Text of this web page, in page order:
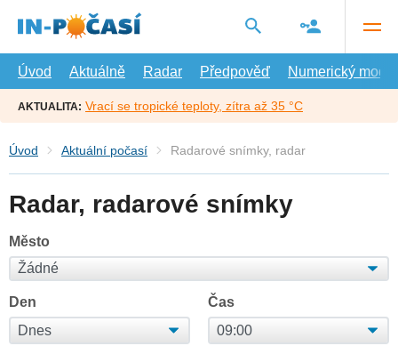
hlavní
Úvod
Aktuálně Radar Předpověď Numerický model
AKTUALITA: Vrací se tropické teploty, zítra až 35 °C
Úvod Aktuální počasí Radarové snímky, radar
Radar, radarové snímky
Město
Den Čas